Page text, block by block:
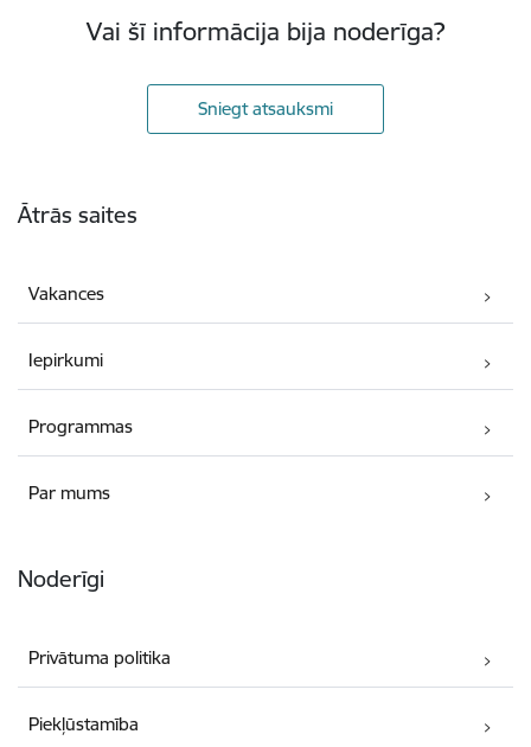
Vai šī informācija bija noderīga?
Sniegt atsauksmi
Ātrās saites
Vakances
Iepirkumi
Programmas
Par mums
Noderīgi
Privātuma politika
Piekļūstamība